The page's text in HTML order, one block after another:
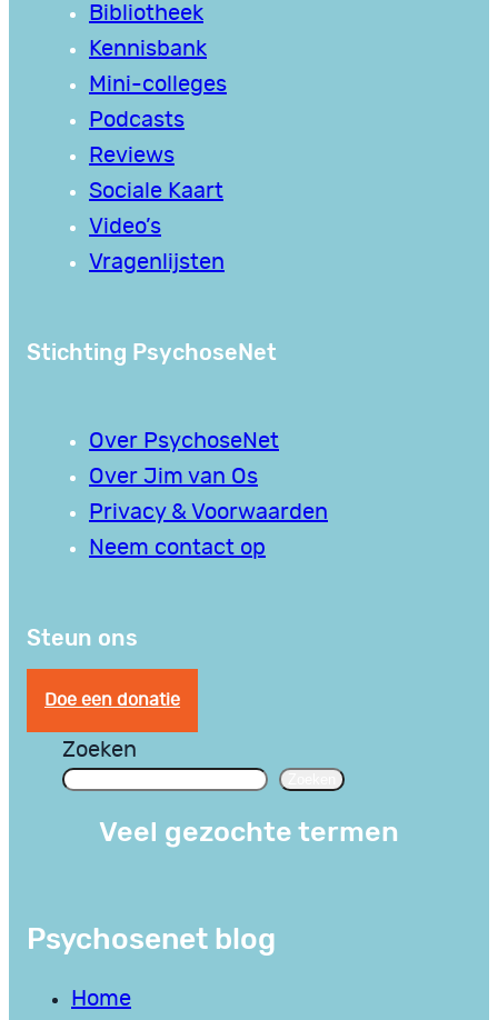
Bibliotheek
Kennisbank
Mini-colleges
Podcasts
Reviews
Sociale Kaart
Video’s
Vragenlijsten
Stichting PsychoseNet
Over PsychoseNet
Over Jim van Os
Privacy & Voorwaarden
Neem contact op
Steun ons
Doe een donatie
Zoeken
Veel gezochte termen
Psychosenet blog
Home